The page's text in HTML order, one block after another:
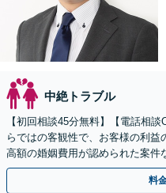
中絶トラブル
【初回相談45分無料】【電話相
らではの客観性で、お客様の利益
高額の婚姻費用が認められた案件
応】【子連れ相談可】
料